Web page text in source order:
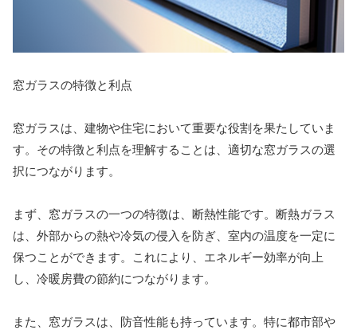
窓ガラスの特徴と利点
窓ガラスは、建物や住宅において重要な役割を果たしていま
す。その特徴と利点を理解することは、適切な窓ガラスの選
択につながります。
まず、窓ガラスの一つの特徴は、断熱性能です。断熱ガラス
は、外部からの熱や冷気の侵入を防ぎ、室内の温度を一定に
保つことができます。これにより、エネルギー効率が向上
し、冷暖房費の節約につながります。
また、窓ガラスは、防音性能も持っています。特に都市部や